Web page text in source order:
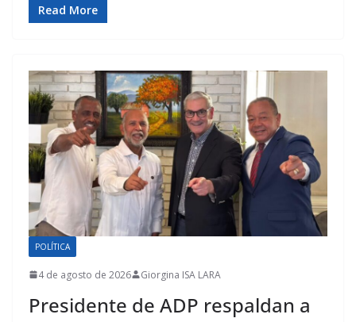
Read More
POLÍTICA
4 de agosto de 2026 Giorgina ISA LARA
Presidente de ADP respaldan a